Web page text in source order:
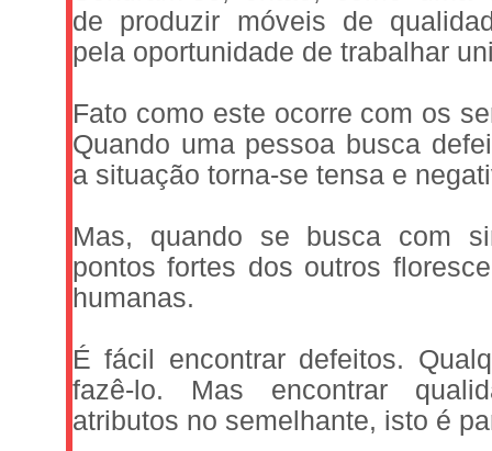
de produzir móveis de
pela oportunidade de trabalhar
Fato como este ocorre com os
Quando uma pessoa busca
a situação torna-se tensa e
Mas, quando se busca com
pontos fortes dos outros
humanas.
É fácil encontrar defeitos.
fazê-lo. Mas encontrar
atributos no semelhante, isto é